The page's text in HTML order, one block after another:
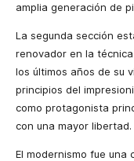
amplia generación de
La segunda sección
renovador en la
los últimos años de su
principios del
como protagonista
con una mayor libertad.
El modernismo fue